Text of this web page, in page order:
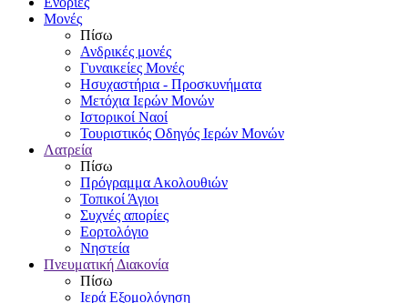
Μονές
Πίσω
Ανδρικές μονές
Γυναικείες Μονές
Ησυχαστήρια - Προσκυνήματα
Μετόχια Ιερών Μονών
Ιστορικοί Ναοί
Τουριστικός Οδηγός Ιερών Μονών
Λατρεία
Πίσω
Πρόγραμμα Ακολουθιών
Τοπικοί Άγιοι
Συχνές απορίες
Εορτολόγιο
Νηστεία
Πνευματική Διακονία
Πίσω
Ιερά Εξομολόγηση